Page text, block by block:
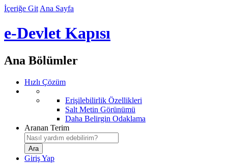
İçeriğe Git Ana Sayfa
e-Devlet Kapısı
Ana Bölümler
Hızlı Çözüm
Erişilebilirlik Özellikleri
Salt Metin Görünümü
Daha Belirgin Odaklama
Aranan Terim
Giriş Yap